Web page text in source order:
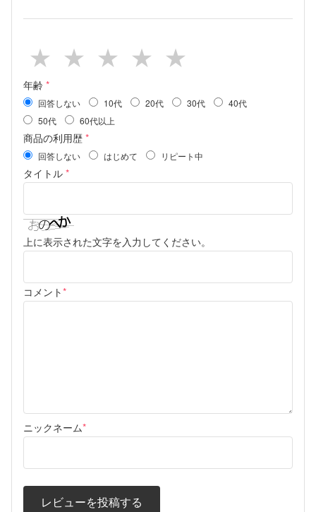
コメント*
年齢 *
回答しない 10代 20代 30代
40代
50代
60代以上
商品の利用歴 *
回答しない はじめて リピート中
タイトル *
ニックネーム*
上に表示された文字を入力してください。